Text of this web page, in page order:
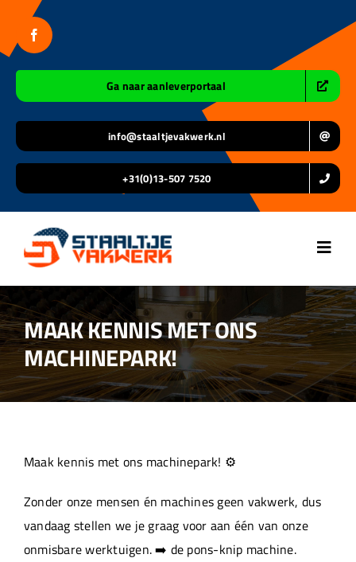
inhoud
Ga naar aanleverportaal
info@staaltjevakwerk.nl
+31(0)13-507 7520
Home
Over ons
Machinepark
MAAK KENNIS MET ONS
MACHINEPARK!
Maak kennis met ons machinepark! ⚙️
Zonder onze mensen én machines geen vakwerk, dus
vandaag stellen we je graag voor aan één van onze
onmisbare werktuigen. ➡️ de pons-knip machine.